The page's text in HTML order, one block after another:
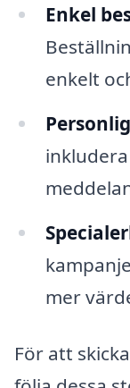
Enkel
enkelt
mer
För att